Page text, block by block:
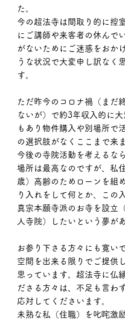
た。
今の超法寺は間取り的に控
にご講師や来客者の休んで
がないためにご迷惑をおか
うな状況で大変申し訳なく
す。
ただ昨今のコロナ禍（まだ
ないが）で約3年収入的に大
もあり物件購入や別場所で
の選択肢がなくここまで来
今後の寺院活動を考えるな
場所は最高なのですが、私
歳）高齢のためローンを組
り入れをして何とか、この
真宗本願寺派のお寺を設立
人寺院）したいという夢が
お参り下さる方々にも寛い
空間を出来る限りでご提供
思っています。超法寺に仏
ださる方々は、不足も言わ
応対してくださいます。
未熟な私（住職）を叱咤激